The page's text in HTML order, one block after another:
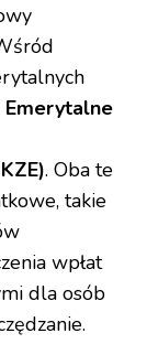
. Oba te
takie
wpłat
dla osób